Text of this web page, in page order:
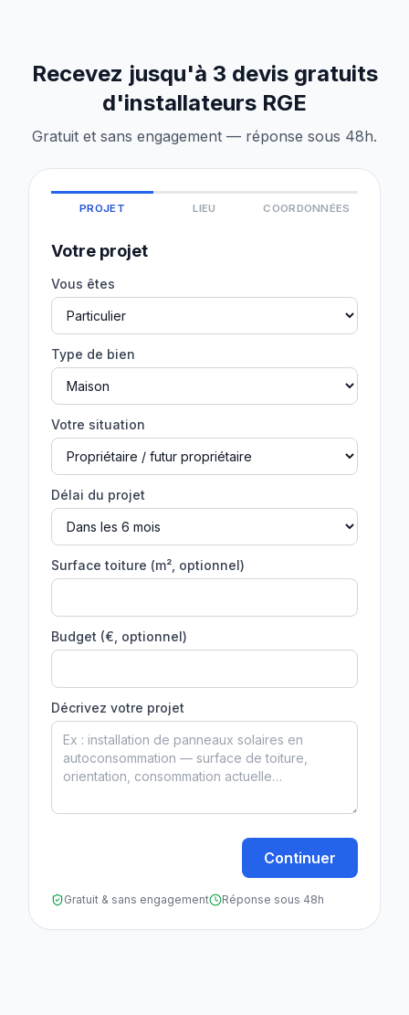
Recevez jusqu'à 3 devis gratuits
d'installateurs RGE
Gratuit et sans engagement — réponse sous 48h.
PROJET LIEU COORDONNÉES
Votre projet
Vous êtes
Type de bien
Votre situation
Délai du projet
Surface toiture (m², optionnel)
Budget (€, optionnel)
Décrivez votre projet
Continuer
Gratuit & sans engagement Réponse sous 48h